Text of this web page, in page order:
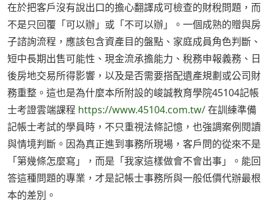
在於把客戶沒有說出口的擔心翻譯成可檢查的財稅問題，而
不是只回覆「可以辦」或「不可以辦」。一個成熟的贈與房
子諮詢流程，應該包含資產目的盤點、家庭成員角色判斷、
短中長期出售可能性、現金流承擔能力、稅務申報義務、日
後房地交易所得影響，以及是否需要搭配遺產規劃或公司財
務重整。這也是為什麼本所附設的峻誠教育學院45104記帳
士考證雲端課程 https://www.45104.com.tw/在訓練準備
記帳士考試的學員時，不只重視法條記憶，也強調案例閱讀
與情境判斷。因為真正進到事務所現場，客戶問的從來不是
「第幾條怎麼寫」，而是「我家這樣做會不會出事」。能回
答這種問題的專業，才是記帳士事務所與一般低價代辦最根
本的差別。